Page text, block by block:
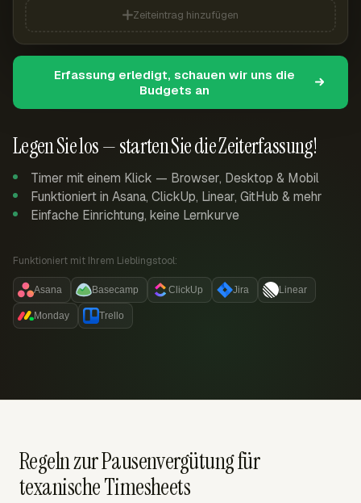
Legen Sie los — starten Sie die Zeiterfassung!
Timer mit einem Klick — Browser, Desktop & Mobil
Funktioniert in Asana, ClickUp, Linear, GitHub & mehr
Einfache Einrichtung, keine Lernkurve
Funktioniert mit Ihrem Lieblingstool:
Asana Basecamp ClickUp Jira Linear
Monday Trello
Zeiteintrag hinzufügen
Erfassung erledigt, schauen wir uns die
Budgets an
Regeln zur Pausenvergütung für
texanische Timesheets